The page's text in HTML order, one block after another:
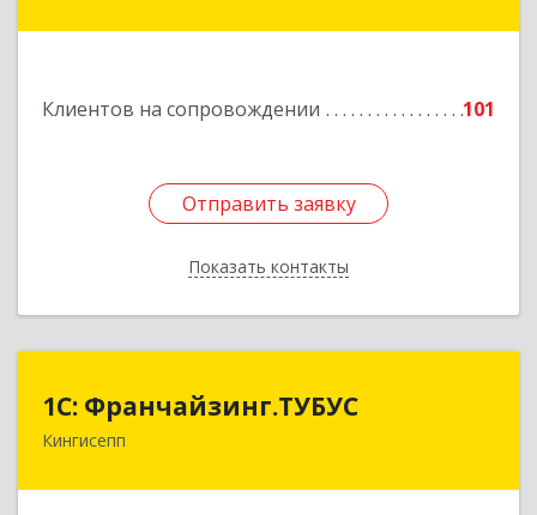
Клиентов на сопровождении 101
Отправить заявку
Показать контакты
Отправить заявку
Назад
1С: Франчайзинг.ТУБУС
Кингисепп
1С: Франчайзинг.ТУБУС